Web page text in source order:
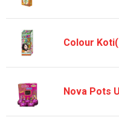
Colour
Nova Pots